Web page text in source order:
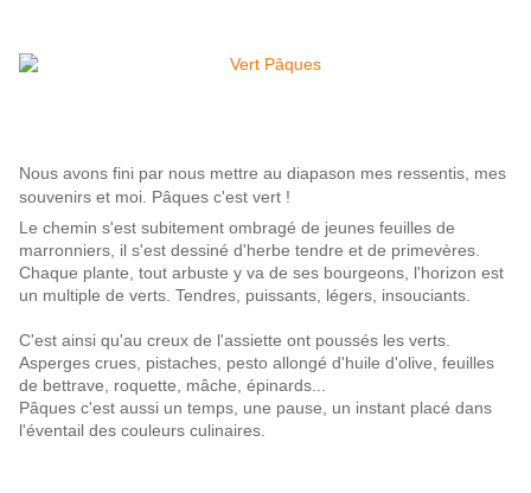
Nous avons fini par nous mettre au diapason mes ressentis, mes
souvenirs et moi. Pâques c'est vert !
Le chemin s'est subitement ombragé de jeunes feuilles de
marronniers, il s'est dessiné d'herbe tendre et de primevères.
Chaque plante, tout arbuste y va de ses bourgeons, l'horizon est
un multiple de verts. Tendres, puissants, légers, insouciants.
C'est ainsi qu'au creux de l'assiette ont poussés les verts.
Asperges crues, pistaches, pesto allongé d'huile d'olive, feuilles
de bettrave, roquette, mâche, épinards...
Pâques c'est aussi un temps, une pause, un instant placé dans
l'éventail des couleurs culinaires.